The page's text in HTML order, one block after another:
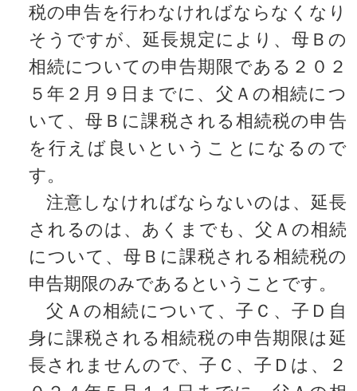
税の申告を行わなければならなくなり
そうですが、延長規定により、母Ｂの
相続についての申告期限である２０２
５年２月９日までに、父Ａの相続につ
いて、母Ｂに課税される相続税の申告
を行えば良いということになるので
す。
注意しなければならないのは、延長
されるのは、あくまでも、父Ａの相続
について、母Ｂに課税される相続税の
申告期限のみであるということです。
父Ａの相続について、子Ｃ、子Ｄ自
身に課税される相続税の申告期限は延
長されませんので、子Ｃ、子Ｄは、２